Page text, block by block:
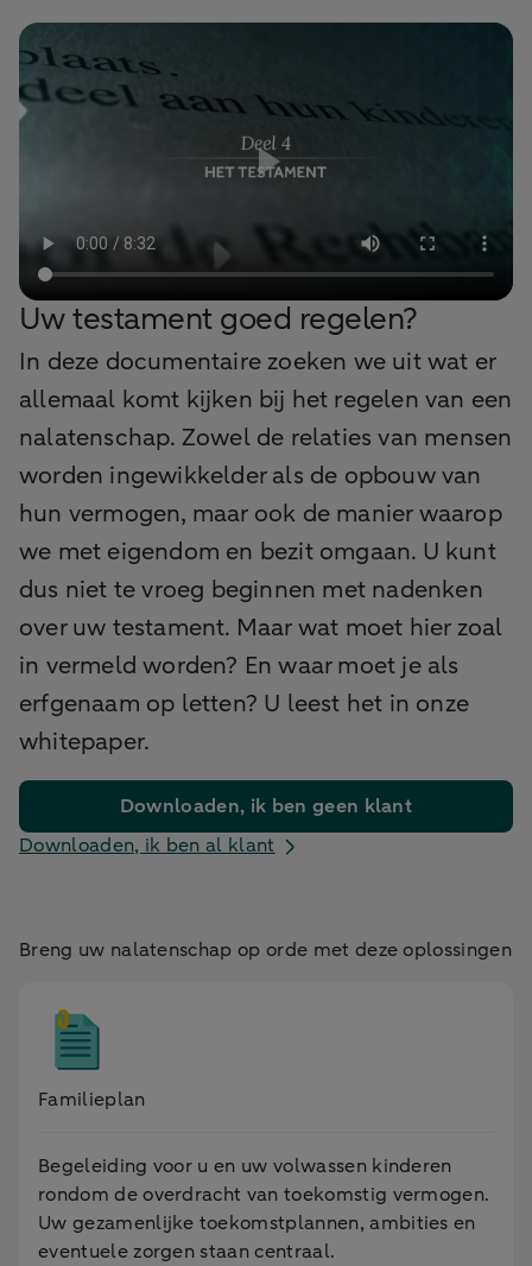
Uw testament goed regelen?
In deze documentaire zoeken we uit wat er
allemaal komt kijken bij het regelen van een
nalatenschap. Zowel de relaties van mensen
worden ingewikkelder als de opbouw van
hun vermogen, maar ook de manier waarop
we met eigendom en bezit omgaan. U kunt
dus niet te vroeg beginnen met nadenken
over uw testament. Maar wat moet hier zoal
in vermeld worden? En waar moet je als
erfgenaam op letten? U leest het in onze
whitepaper.
Downloaden, ik ben geen klant
Downloaden, ik ben al klant
Breng uw nalatenschap op orde met deze oplossingen
Familieplan
Begeleiding voor u en uw volwassen kinderen
rondom de overdracht van toekomstig vermogen.
Uw gezamenlijke toekomstplannen, ambities en
eventuele zorgen staan centraal.